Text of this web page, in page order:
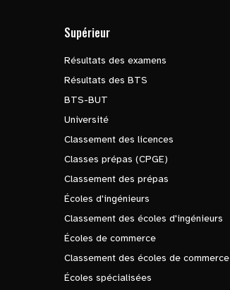
Supérieur
Résultats des examens
Résultats des BTS
BTS-BUT
Université
Classement des licences
Classes prépas (CPGE)
Classement des prépas
Écoles d'ingénieurs
Classement des écoles d'ingénieurs
Écoles de commerce
Classement des écoles de commerce
Écoles spécialisées